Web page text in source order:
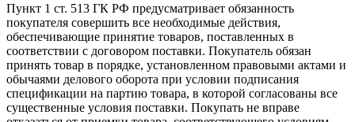
Пункт 1 ст. 513 ГК РФ предусматривает обязанность
покупателя совершить все необходимые действия,
обеспечивающие принятие товаров, поставленных в
соответствии с договором поставки. Покупатель обязан
принять товар в порядке, установленном правовыми актами и
обычаями делового оборота при условии подписания
спецификации на партию товара, в которой согласованы все
существенные условия поставки. Покупать не вправе